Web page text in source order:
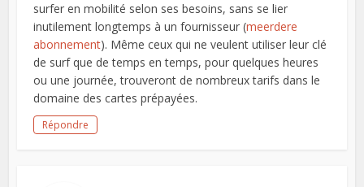
surfer en mobilité selon ses besoins, sans se lier
inutilement longtemps à un fournisseur (meerdere
abonnement). Même ceux qui ne veulent utiliser leur clé
de surf que de temps en temps, pour quelques heures
ou une journée, trouveront de nombreux tarifs dans le
domaine des cartes prépayées.
Répondre